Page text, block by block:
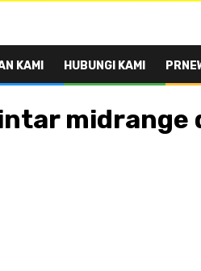
KAMI HUBUNGI KAMI
midrange